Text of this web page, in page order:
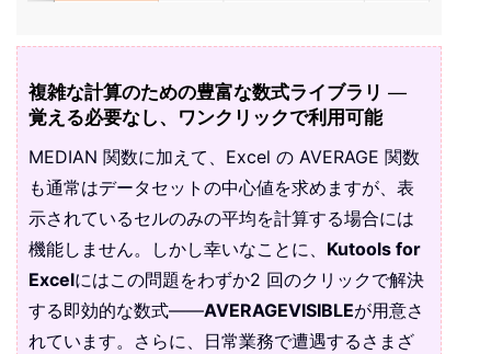
複雑な計算のための豊富な数式ライブラリ —
覚える必要なし、ワンクリックで利用可能
MEDIAN 関数に加えて、Excel の AVERAGE 関数
も通常はデータセットの中心値を求めますが、表
示されているセルのみの平均を計算する場合には
機能しません。しかし幸いなことに、 Kutools for
Excelにはこの問題をわずか2 回のクリックで解決
する即効的な数式——AVERAGEVISIBLEが用意さ
れています。さらに、日常業務で遭遇するさまざ